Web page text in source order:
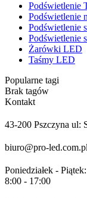
Podświetlenie
Podświetlenie
Podświetlenie
Podświetlenie
Żarówki LED
Taśmy LED
Popularne tagi
Brak tagów
Kontakt
43-200 Pszczyna ul:
biuro@pro-led.com.pl
Poniedziałek - Piątek:
8:00 - 17:00